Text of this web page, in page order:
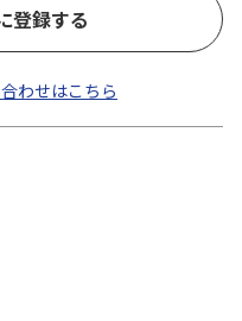
登録する
わせはこちら